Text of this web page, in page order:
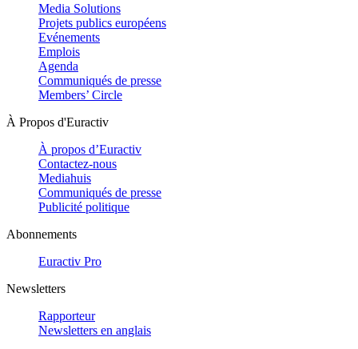
Media Solutions
Projets publics européens
Evénements
Emplois
Agenda
Communiqués de presse
Members’ Circle
À Propos d'Euractiv
À propos d’Euractiv
Contactez-nous
Mediahuis
Communiqués de presse
Publicité politique
Abonnements
Euractiv Pro
Newsletters
Rapporteur
Newsletters en anglais